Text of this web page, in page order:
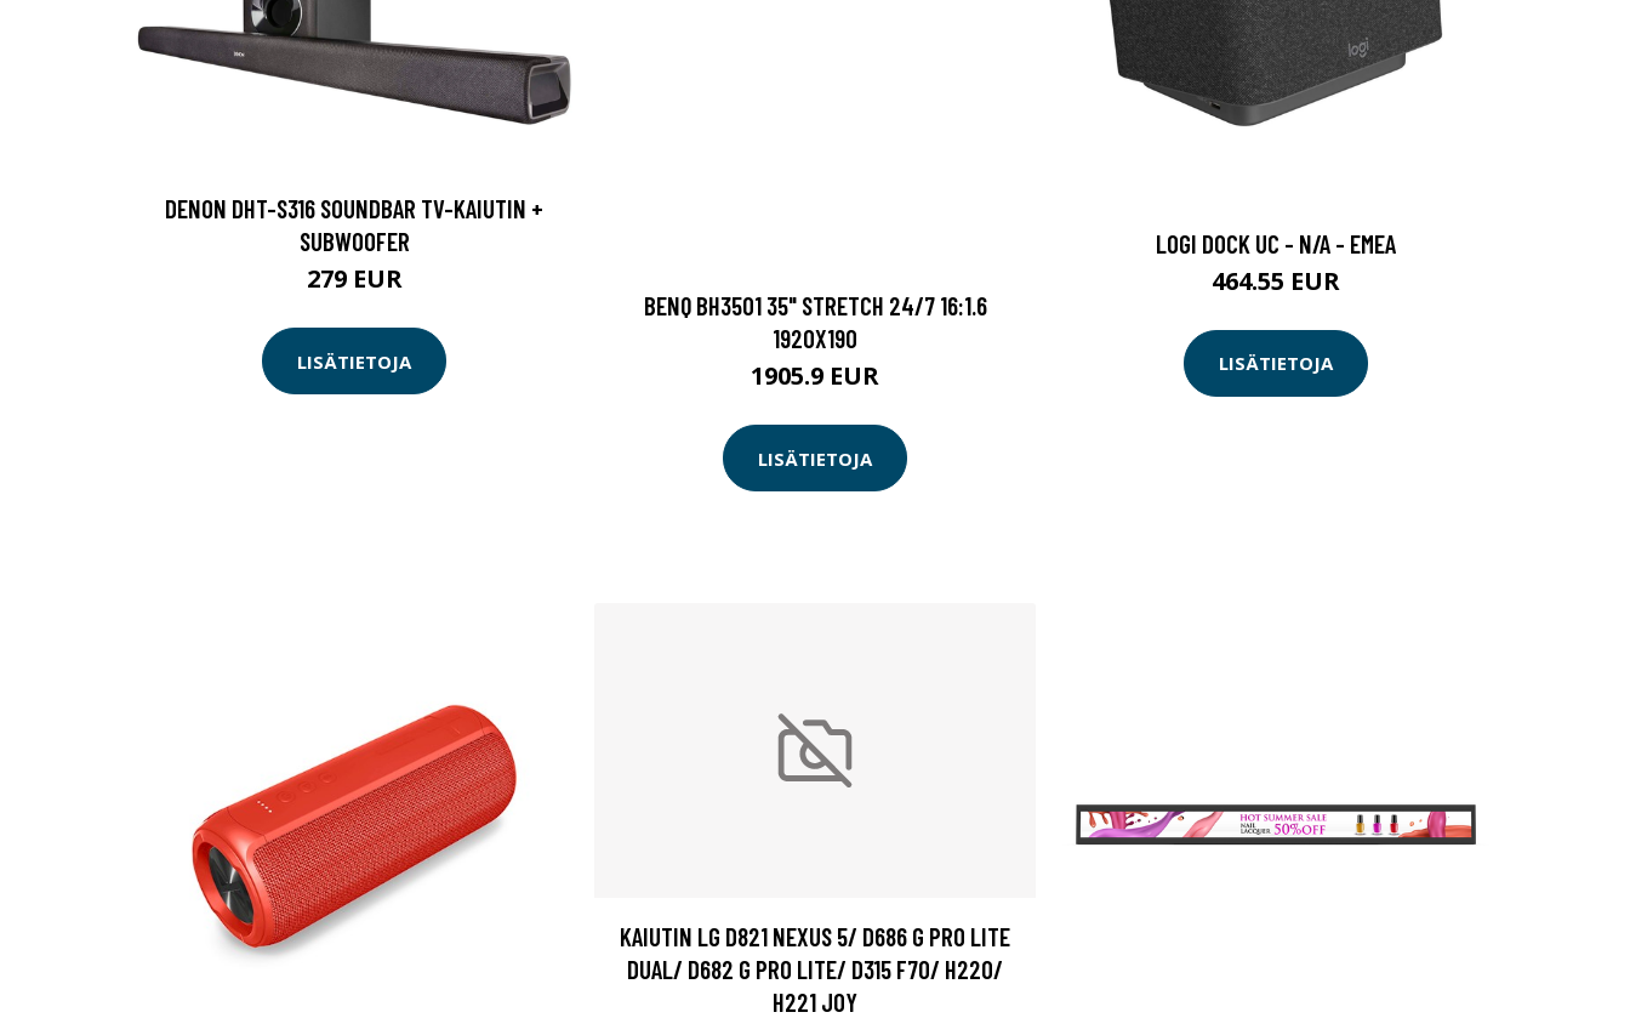
DENON DHT-S316 SOUNDBAR TV-KAIUTIN +
SUBWOOFER
279 EUR
LISÄTIETOJA
BENQ BH3501 35" STRETCH 24/7 16:1.6
1920X190
1905.9 EUR
LISÄTIETOJA
LOGI DOCK UC - N/A - EMEA
464.55 EUR
LISÄTIETOJA
KAIUTIN LG D821 NEXUS 5/ D686 G PRO LITE
DUAL/ D682 G PRO LITE/ D315 F70/ H220/
H221 JOY